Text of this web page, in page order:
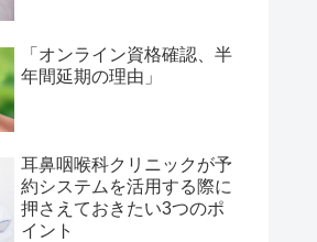
「オンライン資格確認、半
年間延期の理由」
耳鼻咽喉科クリニックが予
約システムを活用する際に
押さえておきたい3つのポ
イント